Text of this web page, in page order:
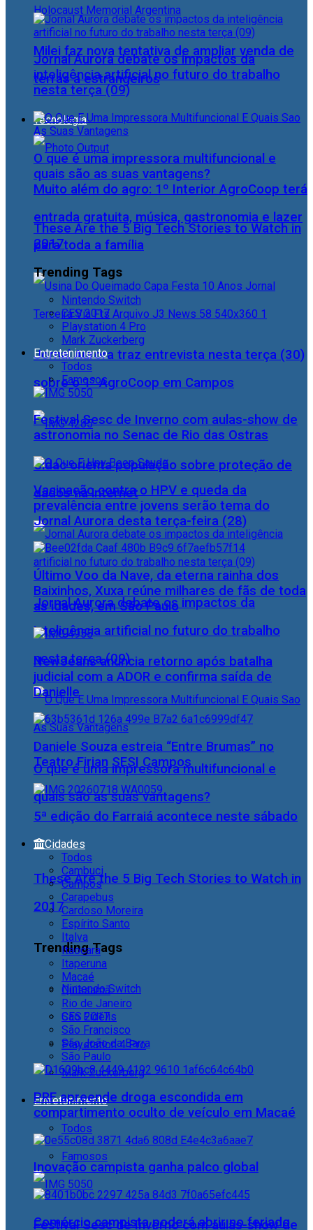
Milei faz nova tentativa de ampliar venda de
terras a estrangeiros
Tecnologia
Muito além do agro: 1º Interior AgroCoop terá
entrada gratuita, música, gastronomia e lazer
para toda a família
Jornal Aurora traz entrevista nesta terça (30)
sobre o 1° AgroCoop em Campos
Cidac orienta população sobre proteção de
dados na internet
Jornal Aurora debate os impactos da
inteligência artificial no futuro do trabalho
nesta terça (09)
O que é uma impressora multifuncional e
quais são as suas vantagens?
These Are the 5 Big Tech Stories to Watch in
2017
Trending Tags
Nintendo Switch
CES 2017
Playstation 4 Pro
Mark Zuckerberg
Entretenimento
Todos
Famosos
Festival Sesc de Inverno com aulas-show de
Jornal Aurora debate os impactos da
inteligência artificial no futuro do trabalho
nesta terça (09)
O que é uma impressora multifuncional e
quais são as suas vantagens?
These Are the 5 Big Tech Stories to Watch in
2017
Trending Tags
Nintendo Switch
CES 2017
Playstation 4 Pro
Mark Zuckerberg
Entretenimento
Todos
Famosos
Festival Sesc de Inverno com aulas-show de
astronomia no Senac de Rio das Ostras
Vacinação contra o HPV e queda da
prevalência entre jovens serão tema do
Jornal Aurora desta terça-feira (28)
Último Voo da Nave, da eterna rainha dos
Baixinhos, Xuxa reúne milhares de fãs de toda
as idades, em São Paulo
NewJeans anuncia retorno após batalha
judicial com a ADOR e confirma saída de
Danielle
Daniele Souza estreia “Entre Brumas” no
Teatro Firjan SESI Campos
5ª edição do Farraiá acontece neste sábado
Cidades
Todos
Cambuci
Campos
Carapebus
Cardoso Moreira
Espírito Santo
Italva
Itaocara
Itaperuna
Macaé
Quissamã
Rio de Janeiro
São Fidélis
São Francisco
São João da Barra
São Paulo
PRF apreende droga escondida em
compartimento oculto de veículo em Macaé
Inovação campista ganha palco global
Comércio campista poderá abrir no feriado